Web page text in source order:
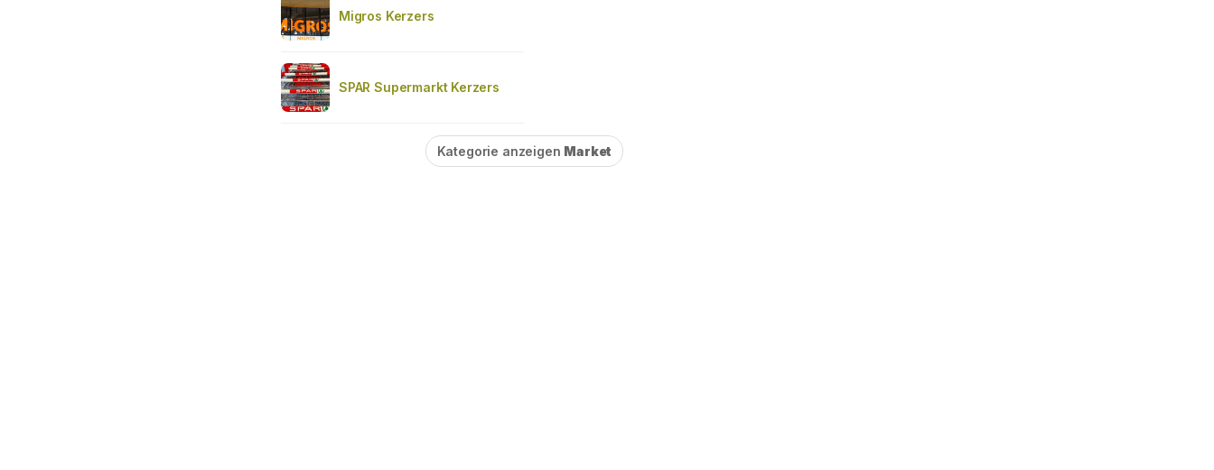
Migros Kerzers
SPAR Supermarkt Kerzers
Kategorie anzeigen Market